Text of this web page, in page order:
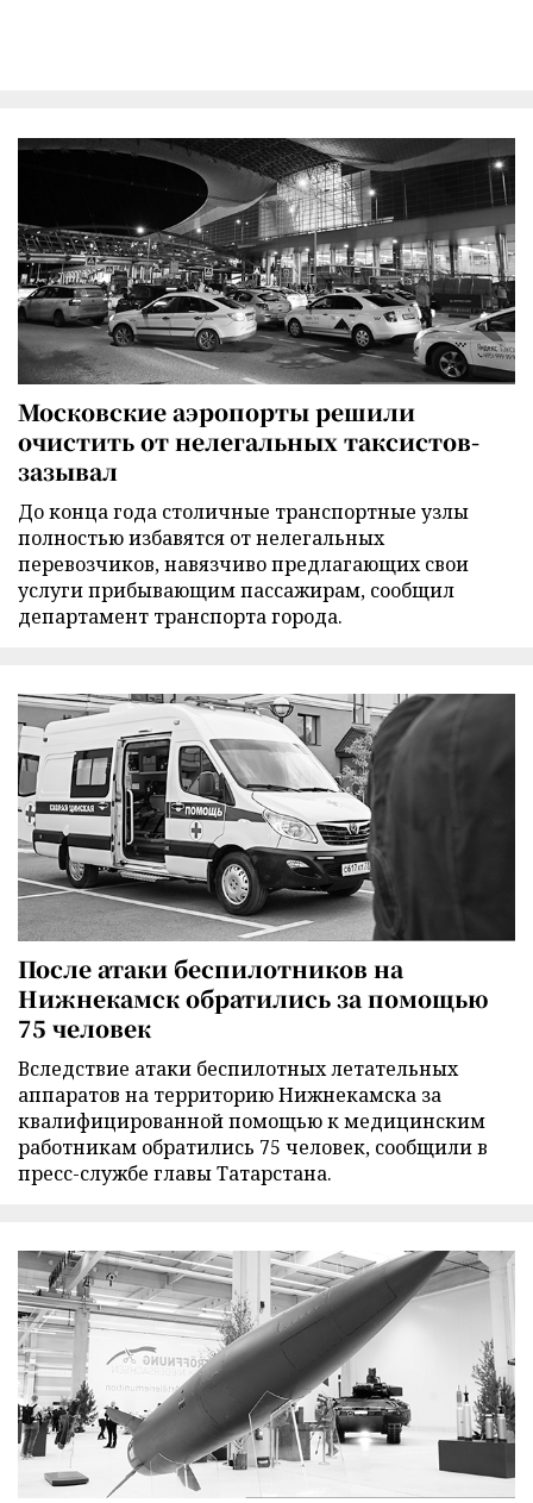
Московские аэропорты решили
очистить от нелегальных таксистов-
зазывал
До конца года столичные транспортные узлы
полностью избавятся от нелегальных
перевозчиков, навязчиво предлагающих свои
услуги прибывающим пассажирам, сообщил
департамент транспорта города.
После атаки беспилотников на
Нижнекамск обратились за помощью
75 человек
Вследствие атаки беспилотных летательных
аппаратов на территорию Нижнекамска за
квалифицированной помощью к медицинским
работникам обратились 75 человек, сообщили в
пресс-службе главы Татарстана.